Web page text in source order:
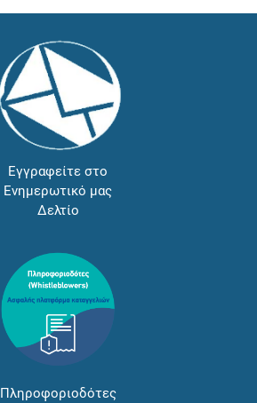
Εγγραφείτε στο
Ενημερωτικό μας
Δελτίο
Πληροφοριοδότες